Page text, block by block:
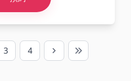
3 4 Next Last